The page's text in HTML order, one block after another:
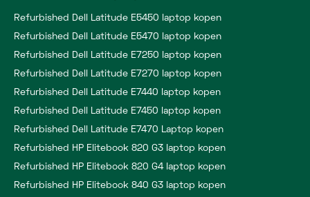
Refurbished Dell Latitude E5450 laptop kopen
Refurbished Dell Latitude E5470 laptop kopen
Refurbished Dell Latitude E7250 laptop kopen
Refurbished Dell Latitude E7270 laptop kopen
Refurbished Dell Latitude E7440 laptop kopen
Refurbished Dell Latitude E7450 laptop kopen
Refurbished Dell Latitude E7470 Laptop kopen
Refurbished HP Elitebook 820 G3 laptop kopen
Refurbished HP Elitebook 820 G4 laptop kopen
Refurbished HP Elitebook 840 G3 laptop kopen